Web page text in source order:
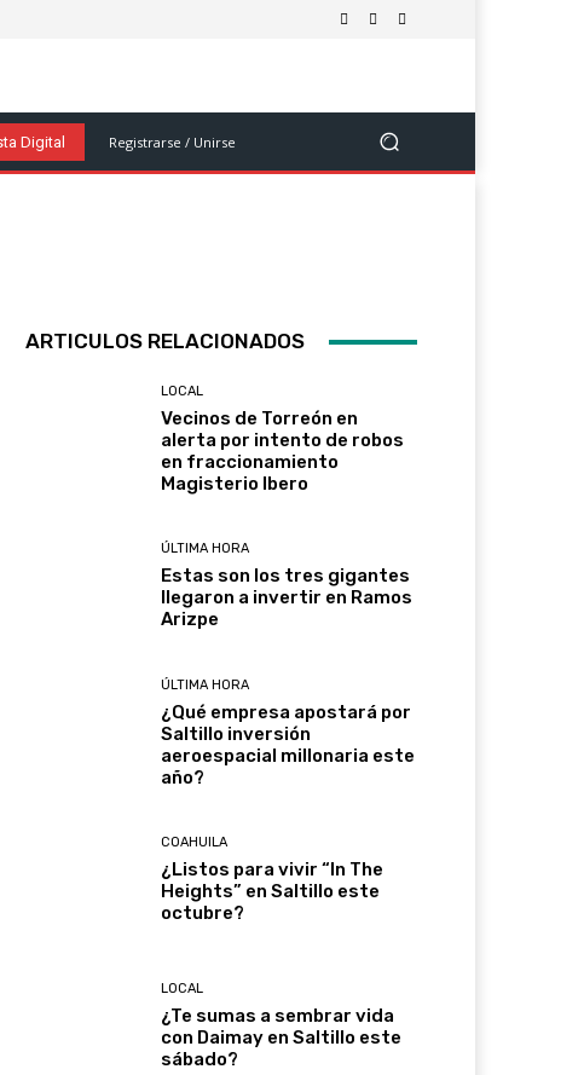
Política Salud Y Bienestar Ciencia Y Tecnología
Digital Registrarse / Unirse
ARTICULOS RELACIONADOS
LOCAL
Vecinos de Torreón en
alerta por intento de robos
en fraccionamiento
Magisterio Ibero
ÚLTIMA HORA
Estas son los tres gigantes
llegaron a invertir en Ramos
Arizpe
ÚLTIMA HORA
¿Qué empresa apostará por
Saltillo inversión
aeroespacial millonaria este
año?
COAHUILA
¿Listos para vivir “In The
Heights” en Saltillo este
octubre?
LOCAL
¿Te sumas a sembrar vida
con Daimay en Saltillo este
sábado?